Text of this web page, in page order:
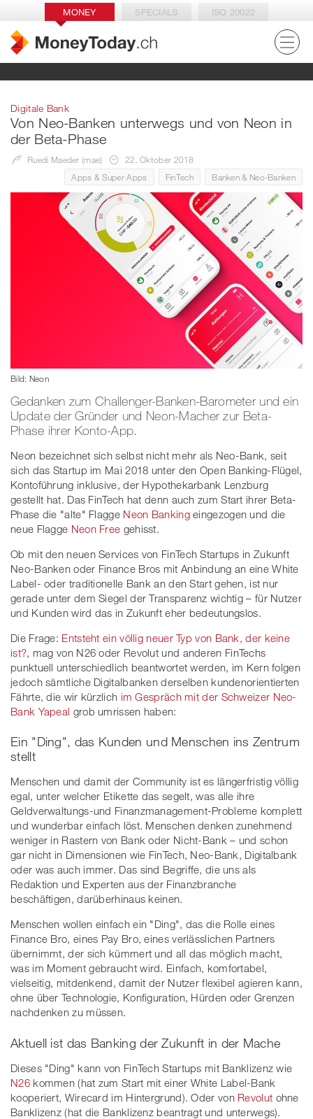
MONEY SPECIALS ISO 20022
Digitale Bank
Von Neo-Banken unterwegs und von Neon in
der Beta-Phase
Ruedi Maeder (mae)
22. Oktober 2018
Apps & Super Apps
FinTech Banken & Neo-Banken
Bild: Neon
Gedanken zum Challenger-Banken-Barometer und ein
Update der Gründer und Neon-Macher zur Beta-
Phase ihrer Konto-App.
Neon bezeichnet sich selbst nicht mehr als Neo-Bank, seit
sich das Startup im Mai 2018 unter den Open Banking-Flügel,
Kontoführung inklusive, der Hypothekarbank Lenzburg
gestellt hat. Das FinTech hat denn auch zum Start ihrer Beta-
Phase die "alte" Flagge Neon Bankingeingezogen und die
neue Flagge Neon Free gehisst.
Ob mit den neuen Services von FinTech Startups in Zukunft
Neo-Banken oder Finance Bros mit Anbindung an eine White
Label- oder traditionelle Bank an den Start gehen, ist nur
gerade unter dem Siegel der Transparenz wichtig – für Nutzer
und Kunden wird das in Zukunft eher bedeutungslos.
Die Frage: Entsteht ein völlig neuer Typ von Bank, der keine
ist?, mag von N26 oder Revolut und anderen FinTechs
punktuell unterschiedlich beantwortet werden, im Kern folgen
jedoch sämtliche Digitalbanken derselben kundenorientierten
Fährte, die wir kürzlich im Gespräch mit der Schweizer Neo-
Bank Yapeal grob umrissen haben:
Ein "Ding", das Kunden und Menschen ins Zentrum
stellt
Menschen und damit der Community ist es längerfristig völlig
egal, unter welcher Etikette das segelt, was alle ihre
Geldverwaltungs-und Finanzmanagement-Probleme komplett
und wunderbar einfach löst. Menschen denken zunehmend
weniger in Rastern von Bank oder Nicht-Bank – und schon
gar nicht in Dimensionen wie FinTech, Neo-Bank, Digitalbank
oder was auch immer. Das sind Begriffe, die uns als
Redaktion und Experten aus der Finanzbranche
beschäftigen, darüberhinaus keinen.
Menschen wollen einfach ein "Ding", das die Rolle eines
Finance Bro, eines Pay Bro, eines verlässlichen Partners
übernimmt, der sich kümmert und all das möglich macht,
was im Moment gebraucht wird. Einfach, komfortabel,
vielseitig, mitdenkend, damit der Nutzer flexibel agieren kann,
ohne über Technologie, Konfiguration, Hürden oder Grenzen
nachdenken zu müssen.
Aktuell ist das Banking der Zukunft in der Mache
Dieses "Ding" kann von FinTech Startups mit Banklizenz wie
N26 kommen (hat zum Start mit einer White Label-Bank
kooperiert, Wirecard im Hintergrund). Oder von Revolut ohne
Banklizenz (hat die Banklizenz beantragt und unterwegs).